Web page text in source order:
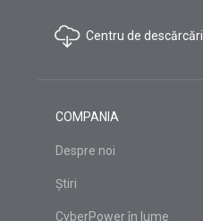
Centru de descărcări
COMPANIA
Despre noi
Știri
CyberPower în lume